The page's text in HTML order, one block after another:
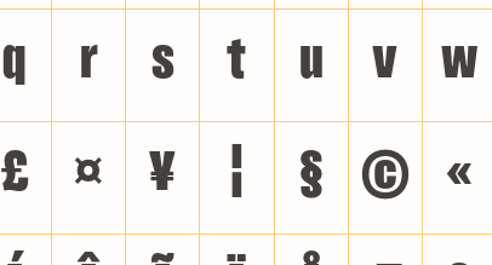
q r s t u v w
£ ¤ ¥ ¦ § © «